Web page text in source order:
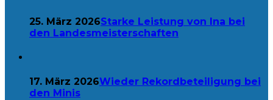
25. März 2026Starke Leistung von Ina bei
den Landesmeisterschaften
17. März 2026Wieder Rekordbeteiligung bei
den Minis